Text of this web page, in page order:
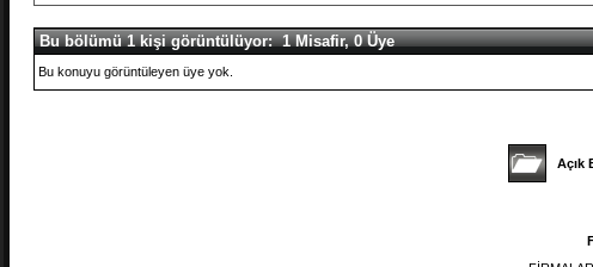
Bu bölümü 1 kişi görüntülüyor: 1 Misafir, 0 Üye
Bu konuyu görüntüleyen üye yok.
Açık